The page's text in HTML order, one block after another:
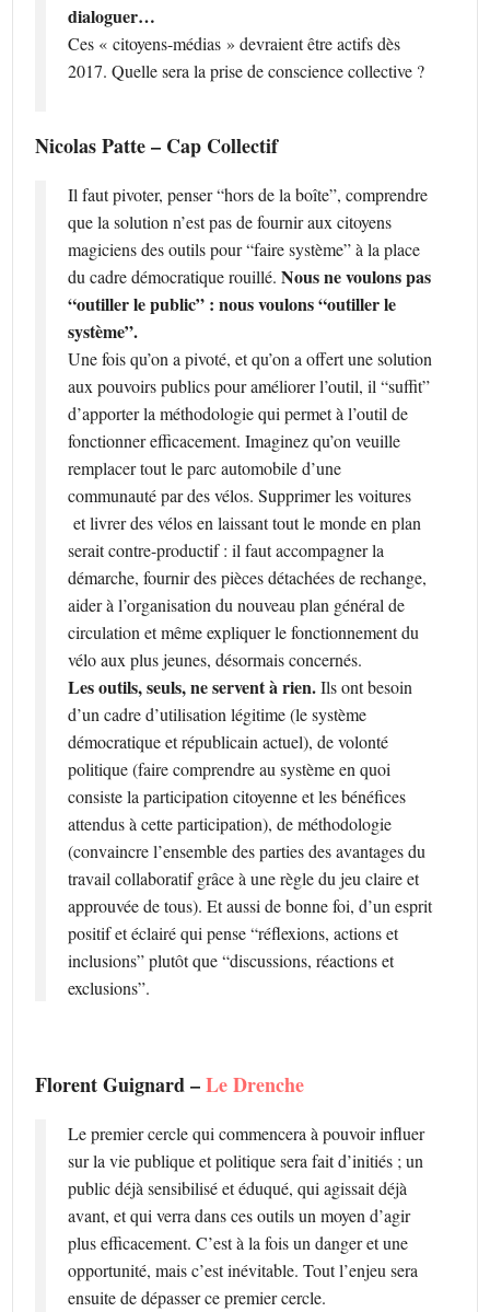
dialoguer…
Ces « citoyens-médias » devraient être actifs dès
2017. Quelle sera la prise de conscience collective ?
Nicolas Patte – Cap Collectif
Il faut pivoter, penser “hors de la boîte”, comprendre
que la solution n’est pas de fournir aux citoyens
magiciens des outils pour “faire système” à la place
du cadre démocratique rouillé.Nous ne voulons pas
“outiller le public” : nous voulons “outiller le
système”.
Une fois qu’on a pivoté, et qu’on a offert une solution
aux pouvoirs publics pour améliorer l’outil, il “suffit”
d’apporter la méthodologie qui permet à l’outil de
fonctionner efficacement. Imaginez qu’on veuille
remplacer tout le parc automobile d’une
communauté par des vélos. Supprimer les voitures
et livrer des vélos en laissant tout le monde en plan
serait contre-productif : il faut accompagner la
démarche, fournir des pièces détachées de rechange,
aider à l’organisation du nouveau plan général de
circulation et même expliquer le fonctionnement du
vélo aux plus jeunes, désormais concernés.
Les outils, seuls, ne servent à rien.Ils ont besoin
d’un cadre d’utilisation légitime (le système
démocratique et républicain actuel), de volonté
politique (faire comprendre au système en quoi
consiste la participation citoyenne et les bénéfices
attendus à cette participation), de méthodologie
(convaincre l’ensemble des parties des avantages du
travail collaboratif grâce à une règle du jeu claire et
approuvée de tous). Et aussi de bonne foi, d’un esprit
positif et éclairé qui pense “réflexions, actions et
inclusions” plutôt que “discussions, réactions et
exclusions”.
Florent Guignard –Le Drenche
Le premier cercle qui commencera à pouvoir influer
sur la vie publique et politique sera fait d’initiés ; un
public déjà sensibilisé et éduqué, qui agissait déjà
avant, et qui verra dans ces outils un moyen d’agir
plus efficacement. C’est à la fois un danger et une
opportunité, mais c’est inévitable. Tout l’enjeu sera
ensuite de dépasser ce premier cercle.